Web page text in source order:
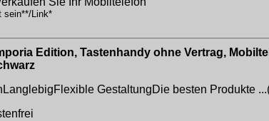
sein**/Link*
Edition, Tastenhandy ohne Vertrag,
GestaltungDie besten Produkte